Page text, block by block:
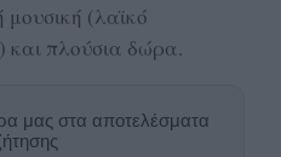
μουσική (λαϊκό
πλούσια δώρα.
μας στα αποτελέσματα